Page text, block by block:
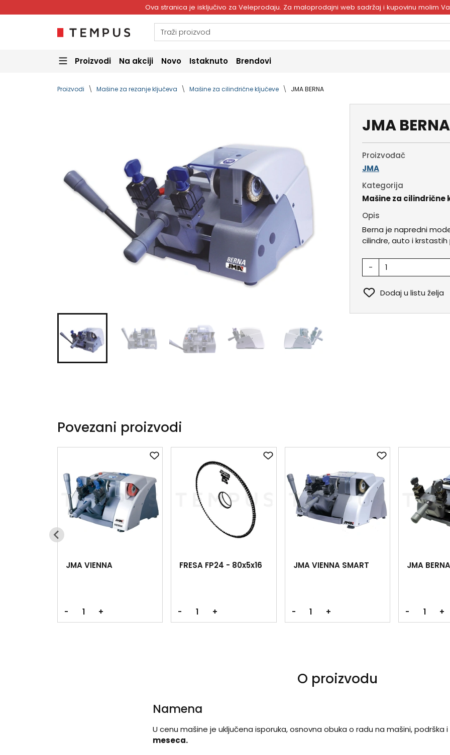
Ova stranica je isključivo za Veleprodaju. Za maloprodajni web sadržaj i kupovinu molim
Proizvodi Na akciji Novo Istaknuto Brendovi
Proizvodi Mašine za rezanje ključeva Mašine za cilindrične ključeve JMA BERNA
JMA BERNA
Proizvođač
JMA
Kategorija
Mašine za cilindrične
Opis
Berna je napredni
cilindre, auto i krstastih
-
Dodaj u listu želja
Povezani proizvodi
JMA VIENNA
- +
FRESA FP24 - 80x5x16
- +
JMA VIENNA SMART
- +
JMA
- +
O proizvodu
Namena
U cenu mašine je uključena isporuka, osnovna obuka o radu na mašini, podrška i
meseca.